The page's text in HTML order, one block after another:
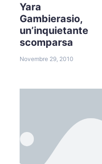
Yara
Gambierasio,
un’inquietante
scomparsa
Novembre 29, 2010